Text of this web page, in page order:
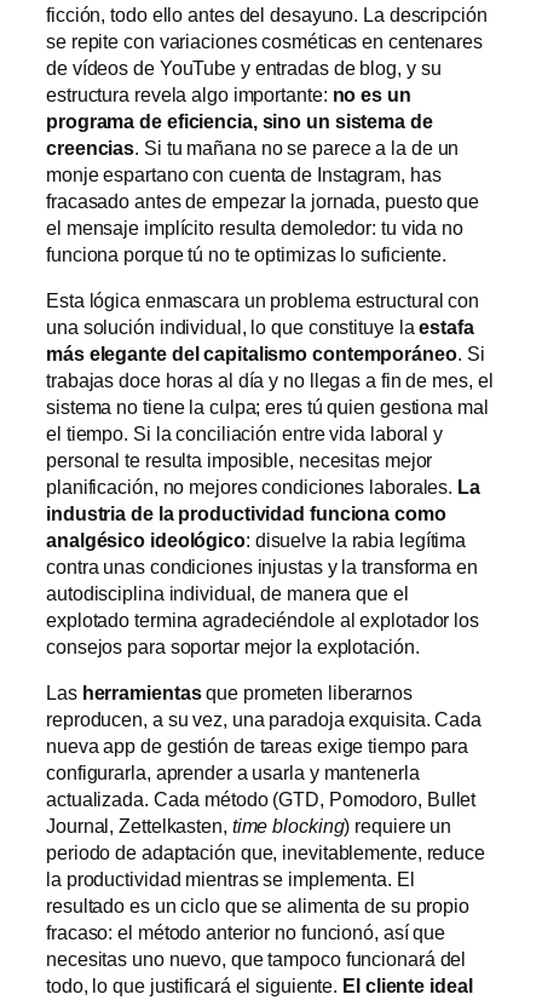
ficción, todo ello antes del desayuno. La descripción
se repite con variaciones cosméticas en centenares
de vídeos de YouTube y entradas de blog, y su
estructura revela algo importante: no es un
programa de eficiencia, sino un sistema de
creencias. Si tu mañana no se parece a la de un
monje espartano con cuenta de Instagram, has
fracasado antes de empezar la jornada, puesto que
el mensaje implícito resulta demoledor: tu vida no
funciona porque tú no te optimizas lo suficiente.
Esta lógica enmascara un problema estructural con
una solución individual, lo que constituye laestafa
más elegante del capitalismo contemporáneo. Si
trabajas doce horas al día y no llegas a fin de mes, el
sistema no tiene la culpa; eres tú quien gestiona mal
el tiempo. Si la conciliación entre vida laboral y
personal te resulta imposible, necesitas mejor
planificación, no mejores condiciones laborales. La
industria de la productividad funciona como
analgésico ideológico: disuelve la rabia legítima
contra unas condiciones injustas y la transforma en
autodisciplina individual, de manera que el
explotado termina agradeciéndole al explotador los
consejos para soportar mejor la explotación.
Las herramientasque prometen liberarnos
reproducen, a su vez, una paradoja exquisita. Cada
nueva app de gestión de tareas exige tiempo para
configurarla, aprender a usarla y mantenerla
actualizada. Cada método (GTD, Pomodoro, Bullet
Journal, Zettelkasten, time blocking) requiere un
periodo de adaptación que, inevitablemente, reduce
la productividad mientras se implementa. El
resultado es un ciclo que se alimenta de su propio
fracaso: el método anterior no funcionó, así que
necesitas uno nuevo, que tampoco funcionará del
todo, lo que justificará el siguiente. El cliente ideal